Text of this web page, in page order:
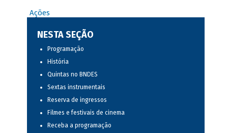
Ações
NESTA SEÇÃO
Programação
História
Quintas no BNDES
Sextas instrumentais
Reserva de ingressos
Filmes e festivais de cinema
Receba a programação